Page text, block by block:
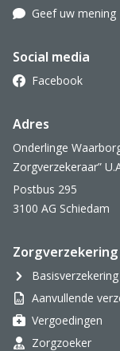
Geef uw mening
Social media
Facebook
Adres
Onderlinge
Zorgverzekeraar”
Postbus 295
3100 AG Schiedam
Zorgverzekering
Basisverzekering
Aanvullende
Vergoedingen
Zorgzoeker